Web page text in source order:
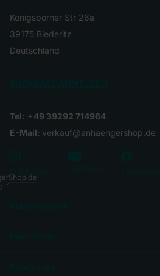
Königsborner Str 26a
39175 Biederitz
Deutschland
Tel: +49 39292 714964
E-Mail: verkauf@anhaengershop.de